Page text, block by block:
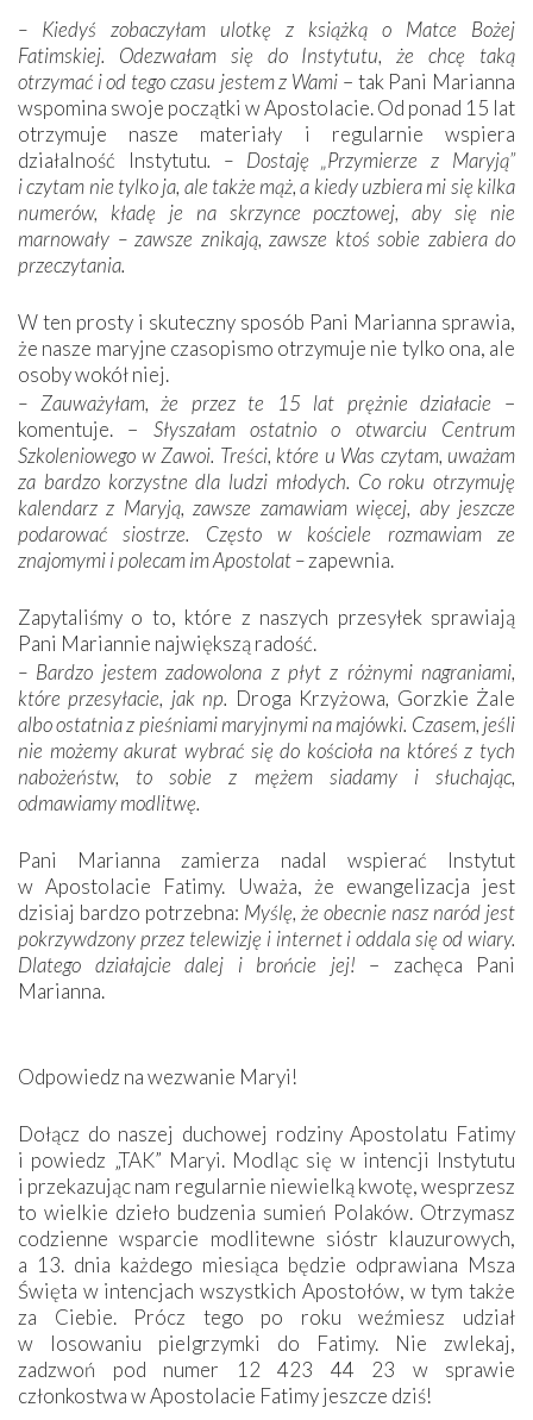
– Kiedyś zobaczyłam ulotkę z książką o Matce Bożej
Fatimskiej. Odezwałam się do Instytutu, że chcę taką
otrzymać i od tego czasu jestem z Wami – tak Pani Marianna
wspomina swoje początki w Apostolacie. Od ponad 15 lat
otrzymuje nasze materiały i regularnie wspiera
działalność Instytutu. – Dostaję „Przymierze z Maryją”
i czytam nie tylko ja, ale także mąż, a kiedy uzbiera mi się kilka
numerów, kładę je na skrzynce pocztowej, aby się nie
marnowały – zawsze znikają, zawsze ktoś sobie zabiera do
przeczytania.
W ten prosty i skuteczny sposób Pani Marianna sprawia,
że nasze maryjne czasopismo otrzymuje nie tylko ona, ale
osoby wokół niej.
– Zauważyłam, że przez te 15 lat prężnie działacie –
komentuje. – Słyszałam ostatnio o otwarciu Centrum
Szkoleniowego w Zawoi. Treści, które u Was czytam, uważam
za bardzo korzystne dla ludzi młodych. Co roku otrzymuję
kalendarz z Maryją, zawsze zamawiam więcej, aby jeszcze
podarować siostrze. Często w kościele rozmawiam ze
znajomymi i polecam im Apostolat –zapewnia.
Zapytaliśmy o to, które z naszych przesyłek sprawiają
Pani Mariannie największą radość.
– Bardzo jestem zadowolona z płyt z różnymi nagraniami,
które przesyłacie, jak np. Droga Krzyżowa, Gorzkie Żale
albo ostatnia z pieśniami maryjnymi na majówki. Czasem, jeśli
nie możemy akurat wybrać się do kościoła na któreś z tych
nabożeństw, to sobie z mężem siadamy i słuchając,
odmawiamy modlitwę.
Pani Marianna zamierza nadal wspierać Instytut
w Apostolacie Fatimy. Uważa, że ewangelizacja jest
dzisiaj bardzo potrzebna: Myślę, że obecnie nasz naród jest
pokrzywdzony przez telewizję i internet i oddala się od wiary.
Dlatego działajcie dalej i brońcie jej! – zachęca Pani
Marianna.
Odpowiedz na wezwanie Maryi!
Dołącz do naszej duchowej rodziny Apostolatu Fatimy
i powiedz „TAK” Maryi. Modląc się w intencji Instytutu
i przekazując nam regularnie niewielką kwotę, wesprzesz
to wielkie dzieło budzenia sumień Polaków. Otrzymasz
codzienne wsparcie modlitewne sióstr klauzurowych,
a 13. dnia każdego miesiąca będzie odprawiana Msza
Święta w intencjach wszystkich Apostołów, w tym także
za Ciebie. Prócz tego po roku weźmiesz udział
w losowaniu pielgrzymki do Fatimy. Nie zwlekaj,
zadzwoń pod numer 12 423 44 23 w sprawie
członkostwa w Apostolacie Fatimy jeszcze dziś!